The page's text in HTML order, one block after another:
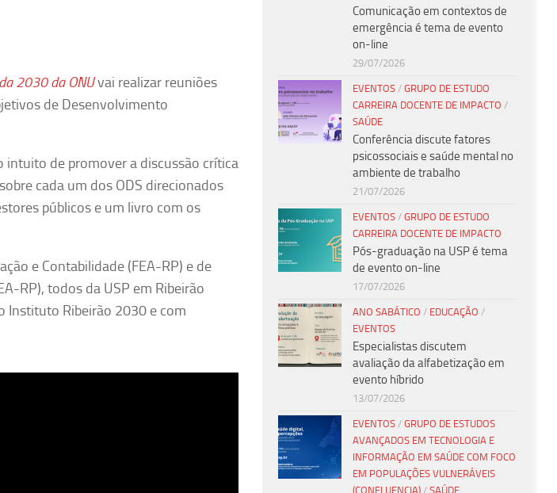
2030 da ONUvai realizar reuniões
de Desenvolvimento
de promover a discussão crítica
cada um dos ODS direcionados
públicos e um livro com os
e Contabilidade (FEA-RP) e de
RP), todos da USP em Ribeirão
Instituto Ribeirão 2030 e com
Comunicação em contextos de
emergência é tema de evento
on-line
29/07/2026
EVENTOS / GRUPO DE ESTUDO
CARREIRA DOCENTE DE IMPACTO /
SAÚDE
Conferência discute fatores
psicossociais e saúde mental no
ambiente de trabalho
21/07/2026
EVENTOS / GRUPO DE ESTUDO
CARREIRA DOCENTE DE IMPACTO
Pós-graduação na USP é tema
de evento on-line
17/07/2026
ANO SABÁTICO / EDUCAÇÃO /
EVENTOS
Especialistas discutem
avaliação da alfabetização em
evento híbrido
13/07/2026
EVENTOS / GRUPO DE ESTUDOS
AVANÇADOS EM TECNOLOGIA E
INFORMAÇÃO EM SAÚDE COM FOCO
EM POPULAÇÕES VULNERÁVEIS
(CONFLUENCIA) / SAÚDE